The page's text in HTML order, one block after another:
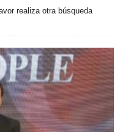
realiza otra búsqueda